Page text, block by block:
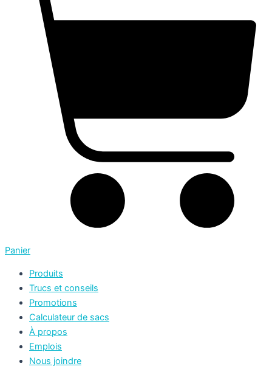
Panier
Produits
Trucs et conseils
Promotions
Calculateur de sacs
À propos
Emplois
Nous joindre